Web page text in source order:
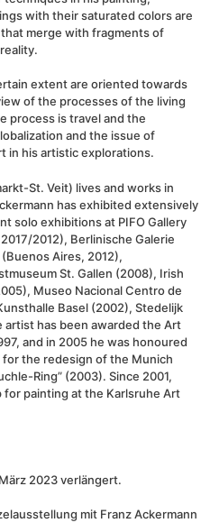
with their saturated colors are
merge with fragments of
extent are oriented towards
of the processes of the living
process is travel and the
and the issue of
in his artistic explorations.
St. Veit) lives and works in
has exhibited extensively
solo exhibitions at PIFO Gallery
2012), Berlinische Galerie
Aires, 2012),
St. Gallen (2008), Irish
Museo Nacional Centro de
Basel (2002), Stedelijk
artist has been awarded the Art
and in 2005 he was honoured
for the redesign of the Munich
Ring” (2003). Since 2001,
painting at the Karlsruhe Art
2023 verlängert.
mit Franz Ackermann